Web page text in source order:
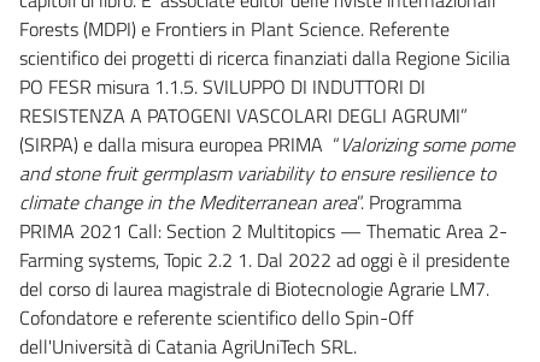
Forests (MDPI) e Frontiers in Plant Science. Referente
scientifico dei progetti di ricerca finanziati dalla Regione Sicilia
PO FESR misura 1.1.5. SVILUPPO DI INDUTTORI DI
RESISTENZA A PATOGENI VASCOLARI DEGLI AGRUMI”
(SIRPA) e dalla misura europea PRIMA “Valorizing some pome
and stone fruit germplasm variability to ensure resilience to
climate change in the Mediterranean area”. Programma
PRIMA 2021 Call: Section 2 Multitopics — Thematic Area 2-
Farming systems, Topic 2.2 1. Dal 2022 ad oggi è il presidente
del corso di laurea magistrale di Biotecnologie Agrarie LM7.
Cofondatore e referente scientifico dello Spin-Off
dell'Università di Catania AgriUniTech SRL.